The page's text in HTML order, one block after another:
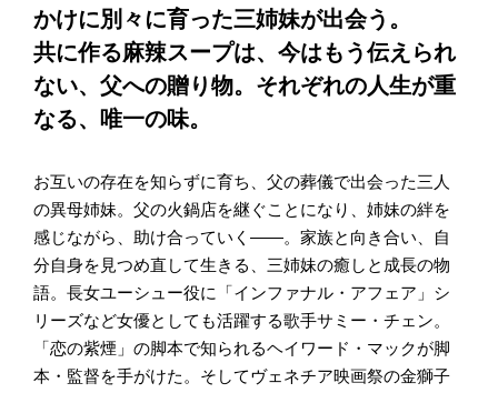
かけに別々に育った三姉妹が出会う。
共に作る麻辣スープは、今はもう伝えられ
ない、父への贈り物。それぞれの人生が重
なる、唯一の味。
お互いの存在を知らずに育ち、父の葬儀で出会った三人
の異母姉妹。父の火鍋店を継ぐことになり、姉妹の絆を
感じながら、助け合っていく――。家族と向き合い、自
分自身を見つめ直して生きる、三姉妹の癒しと成長の物
語。長女ユーシュー役に「インファナル・アフェア」シ
リーズなど女優としても活躍する歌手サミー・チェン。
「恋の紫煙」の脚本で知られるヘイワード・マックが脚
本・監督を手がけた。そしてヴェネチア映画祭の金獅子